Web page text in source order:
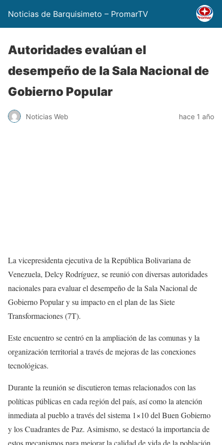
Noticias de Barquisimeto – PromarTV
Autoridades evalúan el
desempeño de la Sala Nacional de
Gobierno Popular
Noticias Web hace 1 año
La vicepresidenta ejecutiva de la República Bolivariana de
Venezuela, Delcy Rodríguez, se reunió con diversas autoridades
nacionales para evaluar el desempeño de la Sala Nacional de
Gobierno Popular y su impacto en el plan de las Siete
Transformaciones (7T).
Este encuentro se centró en la ampliación de las comunas y la
organización territorial a través de mejoras de las conexiones
tecnológicas.
Durante la reunión se discutieron temas relacionados con las
políticas públicas en cada región del país, así como la atención
inmediata al pueblo a través del sistema 1×10 del Buen Gobierno
y los Cuadrantes de Paz. Asimismo, se destacó la importancia de
estos mecanismos para mejorar la calidad de vida de la población.